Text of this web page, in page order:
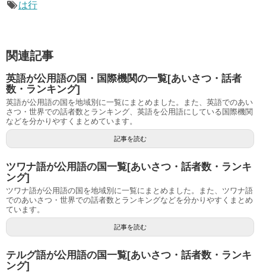
は行
関連記事
英語が公用語の国・国際機関の一覧[あいさつ・話者
数・ランキング]
英語が公用語の国を地域別に一覧にまとめました。また、英語でのあい
さつ・世界での話者数とランキング、英語を公用語にしている国際機関
などを分かりやすくまとめています。
記事を読む
ツワナ語が公用語の国一覧[あいさつ・話者数・ランキ
ング]
ツワナ語が公用語の国を地域別に一覧にまとめました。また、ツワナ語
でのあいさつ・世界での話者数とランキングなどを分かりやすくまとめ
ています。
記事を読む
テルグ語が公用語の国一覧[あいさつ・話者数・ランキ
ング]